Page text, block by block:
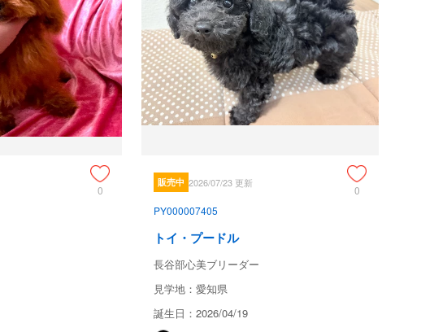
0
販売中 2026/07/23 更新
0
PY000007405
トイ・プードル
長谷部心美ブリーダー
見学地：愛知県
誕生日：2026/04/19